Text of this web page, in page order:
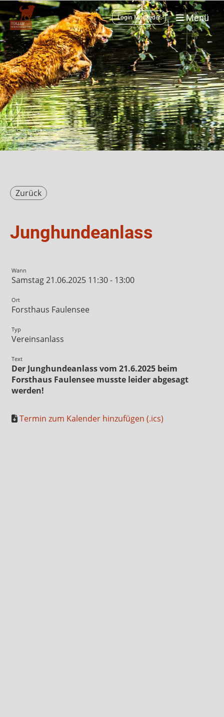
Login Mitglieder Menü
Zurück
Junghundeanlass
Wann
Samstag 21.06.2025 11:30 - 13:00
Ort
Forsthaus Faulensee
Typ
Vereinsanlass
Text
Der Junghundeanlass vom 21.6.2025 beim
Forsthaus Faulensee musste leider abgesagt
werden!
Termin zum Kalender hinzufügen (.ics)